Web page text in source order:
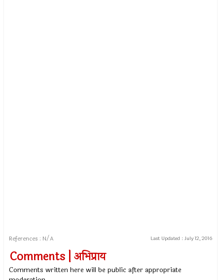
References : N/A Last Updated : July 12, 2016
Comments | अभिप्राय
Comments written here will be public after appropriate